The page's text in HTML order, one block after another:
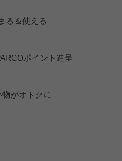
る＆使える
ポイント進呈
がオトクに